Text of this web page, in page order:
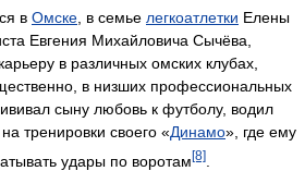
в Омске, в семье легкоатлетки Елены
Евгения Михайловича Сычёва,
в различных омских клубах,
в низших профессиональных
сыну любовь к футболу, водил
тренировки своего «Динамо», где ему
удары по воротам [8]